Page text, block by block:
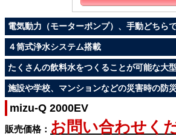
電気動力（モーターポンプ）、手動どちら
４筒式浄水システム搭載
たくさんの飲料水をつくることが可能な大
施設や学校、マンションなどの災害時の防
mizu-Q 2000EV
販売価格： お問い合わせく